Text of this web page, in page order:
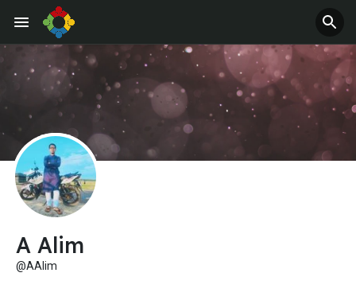
A Alim
@AAlim